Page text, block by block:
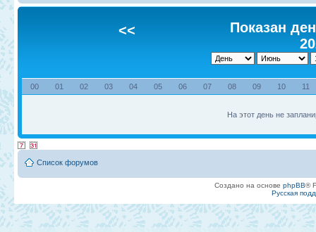
<<
Показан
00 01 02 03 04 05 06 07 08 09 10 11
На этот день не
Список форумов
Создано на основе phpBB®
Русская